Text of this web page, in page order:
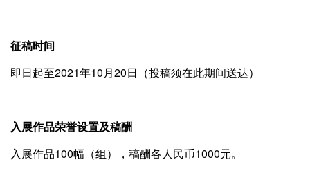
征稿时间
即日起至2021年10月20日（投稿须在此期间送达）
入展作品荣誉设置及稿酬
入展作品100幅（组），稿酬各人民币1000元。